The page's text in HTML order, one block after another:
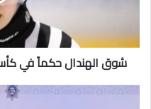
الجليد
للناشئات
شوق الهندال حكماً في كأس
انطلاق